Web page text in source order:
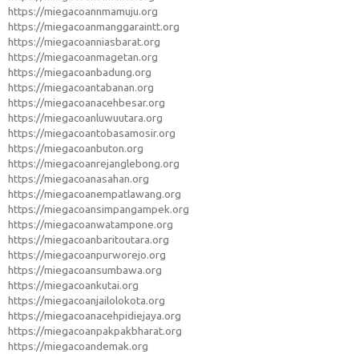
https://miegacoannmamuju.org
https://miegacoanmanggaraintt.org
https://miegacoanniasbarat.org
https://miegacoanmagetan.org
https://miegacoanbadung.org
https://miegacoantabanan.org
https://miegacoanacehbesar.org
https://miegacoanluwuutara.org
https://miegacoantobasamosir.org
https://miegacoanbuton.org
https://miegacoanrejanglebong.org
https://miegacoanasahan.org
https://miegacoanempatlawang.org
https://miegacoansimpangampek.org
https://miegacoanwatampone.org
https://miegacoanbaritoutara.org
https://miegacoanpurworejo.org
https://miegacoansumbawa.org
https://miegacoankutai.org
https://miegacoanjailolokota.org
https://miegacoanacehpidiejaya.org
https://miegacoanpakpakbharat.org
https://miegacoandemak.org